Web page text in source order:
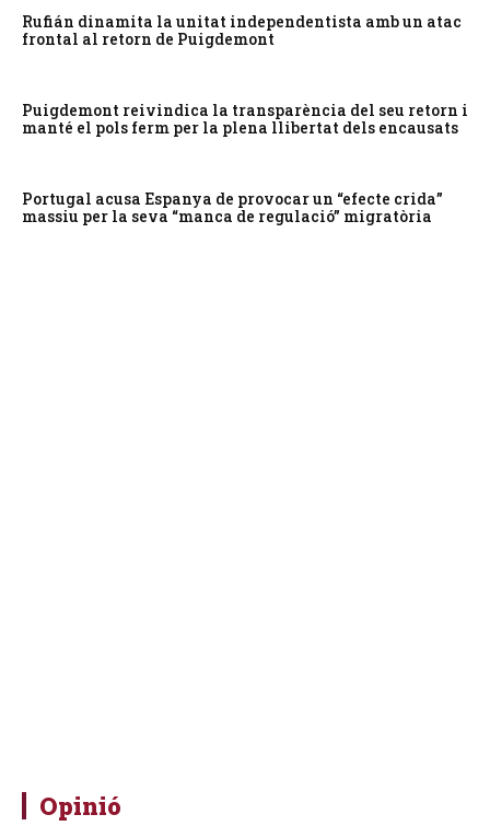
Rufián dinamita la unitat independentista amb un atac
frontal al retorn de Puigdemont
Puigdemont reivindica la transparència del seu retorn i
manté el pols ferm per la plena llibertat dels encausats
Portugal acusa Espanya de provocar un “efecte crida”
massiu per la seva “manca de regulació” migratòria
Opinió